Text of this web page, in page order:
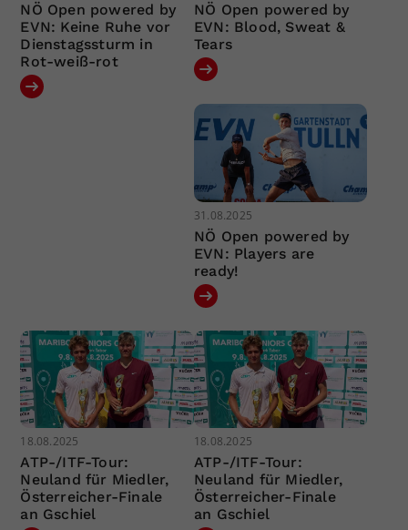
NÖ Open powered by
EVN: Keine Ruhe vor
Dienstagssturm in
Rot-weiß-rot
NÖ Open powered by
EVN: Blood, Sweat &
Tears
31.08.2025
NÖ Open powered by
EVN: Players are
ready!
18.08.2025
ATP-/ITF-Tour:
Neuland für Miedler,
Österreicher-Finale
an Gschiel
18.08.2025
ATP-/ITF-Tour:
Neuland für Miedler,
Österreicher-Finale
an Gschiel